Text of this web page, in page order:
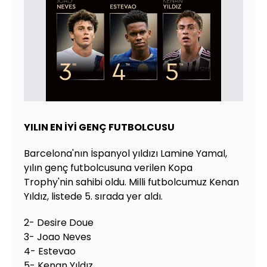
YILIN EN İYİ GENÇ FUTBOLCUSU
Barcelona'nın İspanyol yıldızı Lamine Yamal,
yılın genç futbolcusuna verilen Kopa
Trophy'nin sahibi oldu. Milli futbolcumuz Kenan
Yıldız, listede 5. sırada yer aldı.
2- Desire Doue
3- Joao Neves
4- Estevao